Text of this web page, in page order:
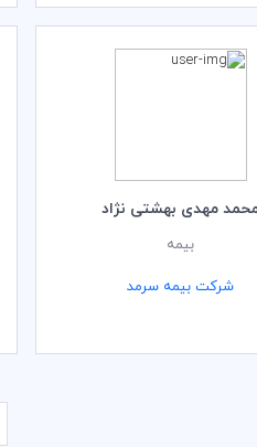
مهدی بهشتی نژاد
بیمه
شرکت بیمه سرمد